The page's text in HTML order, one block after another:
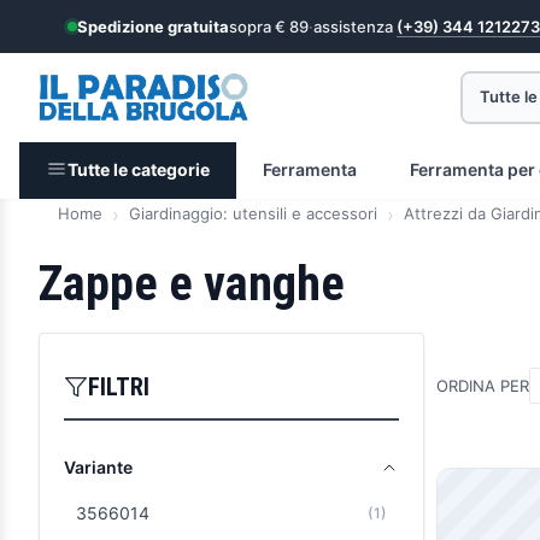
Spedizione gratuitasopra € 89·assistenza (+39) 344 1212273
Tutte
Tutte le categorie Ferramenta Ferramenta
Home Giardinaggio: utensili e accessori Attrezzi da
Zappe e vanghe
FILTRI
Variante
3566014 (1)
ORDINA PER
Prodotti